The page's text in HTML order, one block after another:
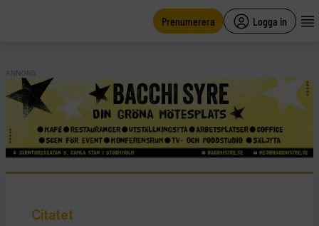
Prenumerera Logga in
ANNONS
Citatet